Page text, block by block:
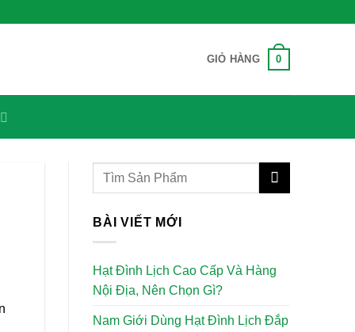
GIỎ HÀNG 0
BÀI VIẾT MỚI
Hạt Đình Lịch Cao Cấp Và Hàng
Nội Địa, Nên Chọn Gì?
Nam Giới Dùng Hạt Đình Lịch Đắp